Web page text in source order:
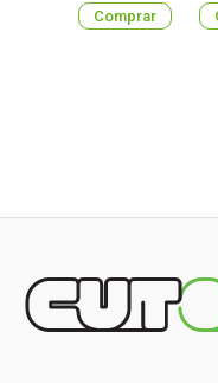
Comprar